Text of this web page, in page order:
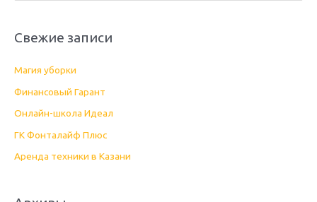
с
к
Свежие записи
Магия уборки
Финансовый Гарант
Онлайн-школа Идеал
ГК Фонталайф Плюс
Аренда техники в Казани